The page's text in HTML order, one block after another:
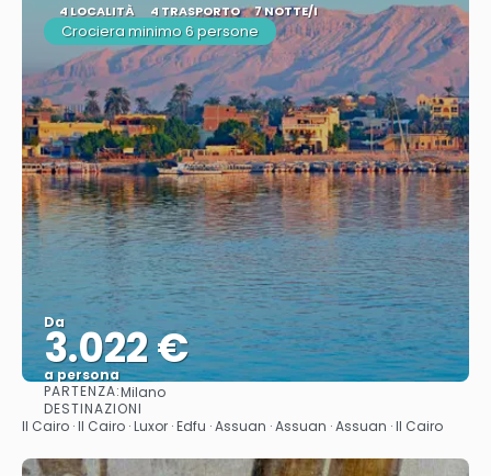
4 LOCALITÀ 4 TRASPORTO 7 NOTTE/I
Crociera minimo 6 persone
Da
3.022 €
a persona
PARTENZA:Milano
DESTINAZIONI
Il Cairo · Il Cairo · Luxor · Edfu · Assuan · Assuan · Assuan · Il Cairo